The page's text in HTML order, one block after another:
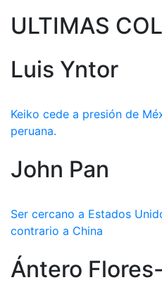
ULTIMAS
Luis Yntor
Keiko cede a presión de
peruana.
John Pan
Ser cercano a Estados
contrario a China
Ántero